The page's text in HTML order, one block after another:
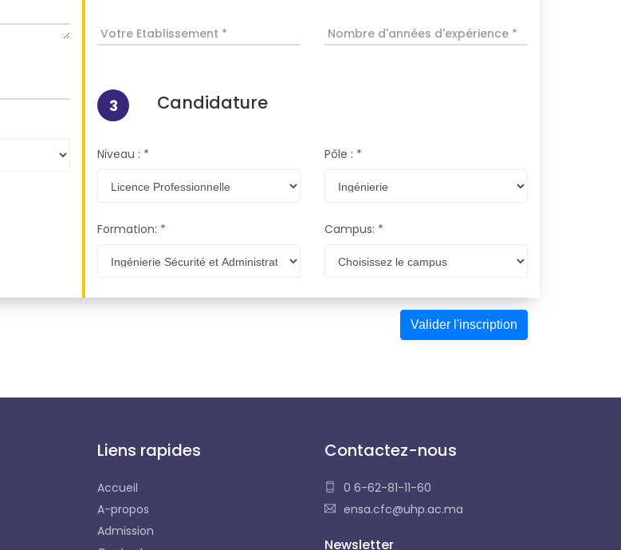
Votre Etablissement * Nombre d'années d'expérience *
3 Candidature
Niveau : * Pôle : *
Formation: * Campus: *
Liens rapides
Accueil
A-propos
Admission
Contactez-nous
0 6-62-81-11-60
ensa.cfc@uhp.ac.ma
Newsletter